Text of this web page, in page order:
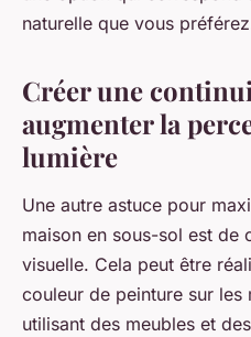
naturelle que vous
Créer une
augmenter la
lumière
Une autre astuce pour
maison en sous-sol est de
visuelle. Cela peut être
couleur de peinture sur
utilisant des meubles et